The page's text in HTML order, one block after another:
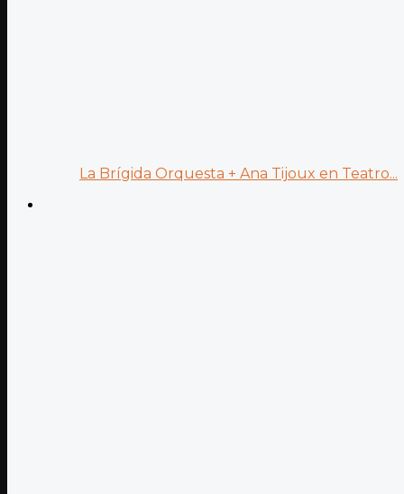
La Brígida Orquesta + Ana Tijoux en Teatro...